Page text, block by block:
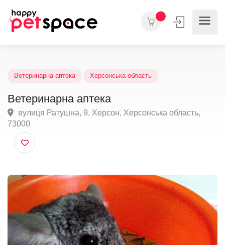
Ветеринарна аптека
вулиця Ратушна, 9, Херсон, Херсонська область,
73000